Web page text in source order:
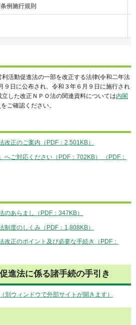
例施行規則
活動促進法の一部を改正する法律(令和二年法
９日に公布され、令和３年６月９日に施行され
した改正ＮＰＯ法の関連資料については内閣
をご確認ください。
改正のご案内（PDF：2,501KB）
へご対応ください（PDF：702KB） （PDF：
のあらまし（PDF：347KB）
制度のしくみ（PDF：1,808KB）
改正のポイント及び必要な手続き（PDF：
進法に係る諸手続の手引き
別ウィンドウで外部サイトが開きます）